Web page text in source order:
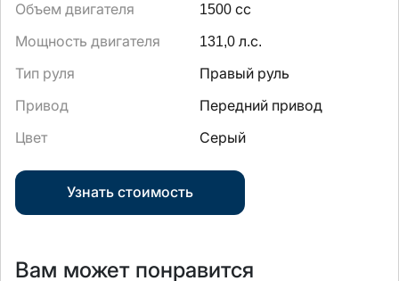
Объем двигателя 1500 сс
Мощность двигателя 131,0 л.с.
Тип руля Правый руль
Привод Передний привод
Цвет Серый
Узнать стоимость
Вам может понравится